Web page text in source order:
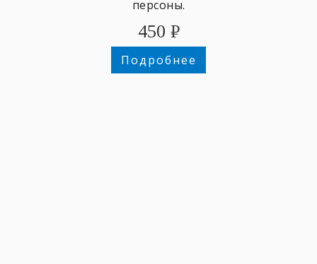
персоны.
450 ₽
Подробнее